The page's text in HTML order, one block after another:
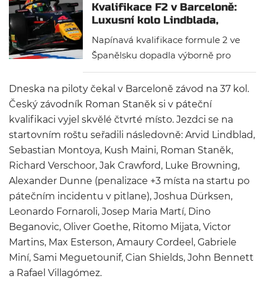
Kvalifikace F2 v Barceloně:
Luxusní kolo Lindblada,
Napínavá kvalifikace formule 2 ve
Španělsku dopadla výborně pro
Arvida Lindblada, který zářil po
celý den. Junior Red Bullu jezdil
skvěle celý den a svým
konkurentům nadělil v kvalifikaci
přes čtvrt vteřiny. Blýskl se i Roman
Staněk, který zajel čtvrtý
nejrychlejší čas a šance vybojovat v
Barceloně cenné body je veliká.
Dneska na piloty čekal v Barceloně závod na 37 kol.
Český závodník Roman Staněk si v páteční
kvalifikaci vyjel skvělé čtvrté místo. Jezdci se na
startovním roštu seřadili následovně: Arvid Lindblad,
Sebastian Montoya, Kush Maini, Roman Staněk,
Richard Verschoor, Jak Crawford, Luke Browning,
Alexander Dunne (penalizace +3 místa na startu po
pátečním incidentu v pitlane), Joshua Dürksen,
Leonardo Fornaroli, Josep Maria Martí, Dino
Beganovic, Oliver Goethe, Ritomo Mijata, Victor
Martins, Max Esterson, Amaury Cordeel, Gabriele
Miní, Sami Meguetounif, Cian Shields, John Bennett
a Rafael Villagómez.